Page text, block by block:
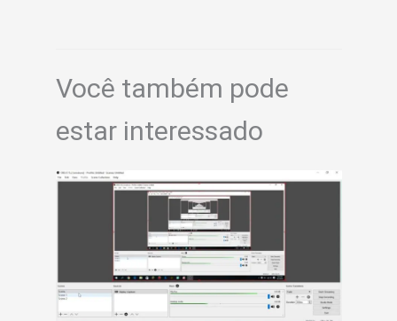
Você também pode
estar interessado